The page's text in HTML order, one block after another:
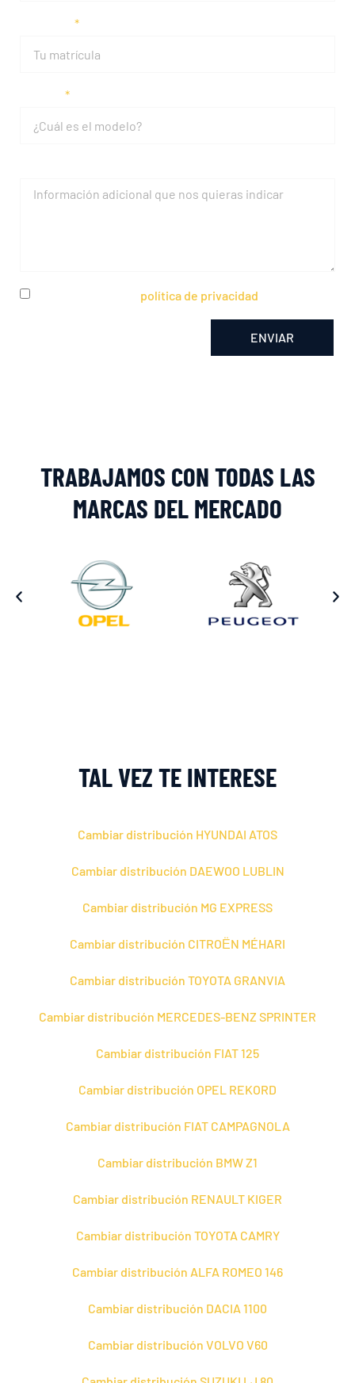
política de privacidad
ENVIAR
TRABAJAMOS CON TODAS LAS
MARCAS DEL MERCADO
TAL VEZ TE INTERESE
Cambiar distribución HYUNDAI ATOS
Cambiar distribución DAEWOO LUBLIN
Cambiar distribución MG EXPRESS
Cambiar distribución CITROЁN MÉHARI
Cambiar distribución TOYOTA GRANVIA
Cambiar distribución MERCEDES-BENZ SPRINTER
Cambiar distribución FIAT 125
Cambiar distribución OPEL REKORD
Cambiar distribución FIAT CAMPAGNOLA
Cambiar distribución BMW Z1
Cambiar distribución RENAULT KIGER
Cambiar distribución TOYOTA CAMRY
Cambiar distribución ALFA ROMEO 146
Cambiar distribución DACIA 1100
Cambiar distribución VOLVO V60